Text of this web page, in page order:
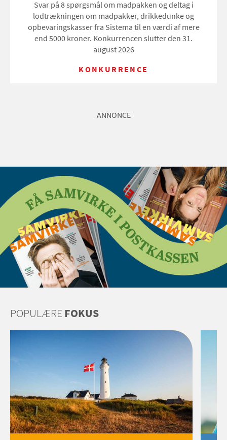
Svar på 8 spørgsmål om madpakken og deltag i
lodtrækningen om madpakker, drikkedunke og
opbevaringskasser fra Sistema til en værdi af mere
end 5000 kroner. Konkurrencen slutter den 31.
august 2026
KONKURRENCE
ANNONCE
POPULÆREFOKUS